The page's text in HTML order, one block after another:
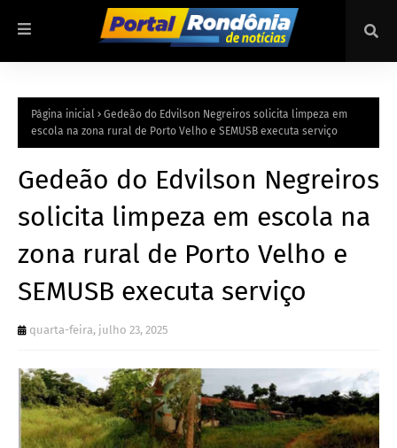
Página inicial
Gedeão do Edvilson Negreiros solicita limpeza em
escola na zona rural de Porto Velho e SEMUSB executa serviço
Gedeão do Edvilson Negreiros
solicita limpeza em escola na
zona rural de Porto Velho e
SEMUSB executa serviço
quarta-feira, julho 23, 2025